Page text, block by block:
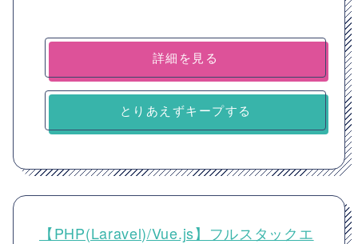
詳細を見る
とりあえずキープする
【PHP(Laravel)/Vue.js】フルスタックエ